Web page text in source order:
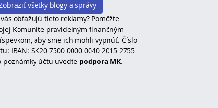
všetky blogy a správy
obťažujú tieto reklamy? Pomôžte
Komunite pravidelným finančným
aby sme ich mohli vypnúť. Číslo
IBAN: SK20 7500 0000 0040 2015 2755
poznámky účtu uvedťe podpora MK.